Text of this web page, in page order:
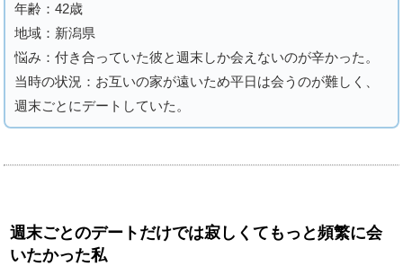
年齢：42歳
地域：新潟県
悩み：付き合っていた彼と週末しか会えないのが辛かった。
当時の状況：お互いの家が遠いため平日は会うのが難しく、
週末ごとにデートしていた。
週末ごとのデートだけでは寂しくてもっと頻繁に会
いたかった私